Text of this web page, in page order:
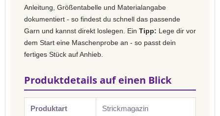
Anleitung, Größentabelle und Materialangabe
dokumentiert - so findest du schnell das passende
Garn und kannst direkt loslegen. Ein Tipp: Lege dir vor
dem Start eine Maschenprobe an - so passt dein
fertiges Stück auf Anhieb.
Produktdetails auf einen Blick
Produktart Strickmagazin